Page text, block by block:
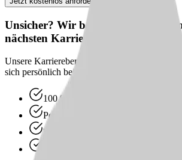
Unsicher? Wir beraten dich
nächsten Karriereschritt
Unsere Karriereberater finden passende Jobs
sich persönlich bei dir zurück.
100 % kostenlos & unverbindlich
Persönliche Beratung statt
Wir finden passende Jobs für dich